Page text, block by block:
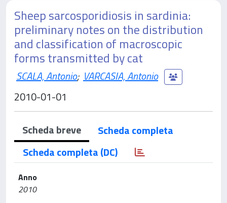
Sheep sarcosporidiosis in sardinia:
preliminary notes on the distribution
and classification of macroscopic
forms transmitted by cat
SCALA, Antonio; VARCASIA, Antonio
2010-01-01
Scheda breve
Scheda completa
Scheda completa (DC)
Anno
2010